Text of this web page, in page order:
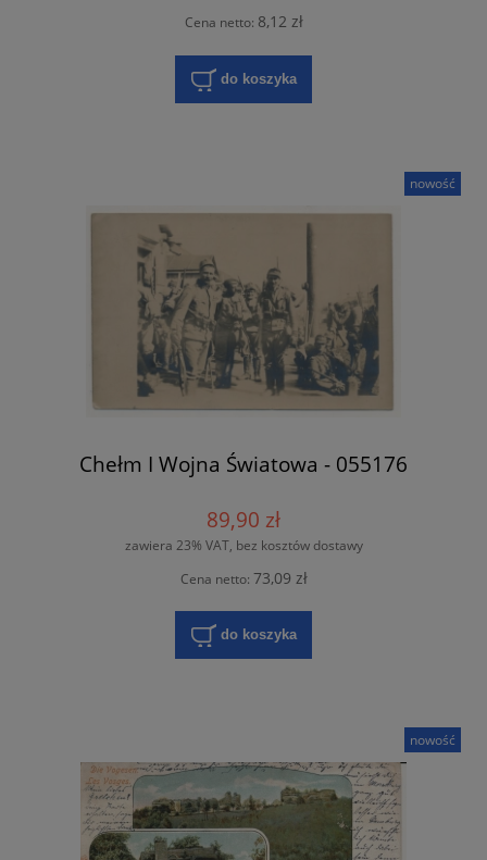
Cena netto: 8,12 zł
do koszyka
Chełm I Wojna Światowa - 055176
89,90 zł
zawiera 23% VAT, bez kosztów dostawy
Cena netto: 73,09 zł
do koszyka
nowość
nowość